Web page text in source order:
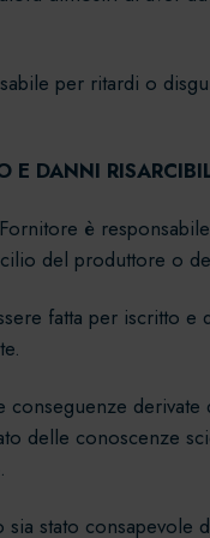
per ritardi o
E DANNI
è
del produttore o
fatta per
delle conoscenze
stato